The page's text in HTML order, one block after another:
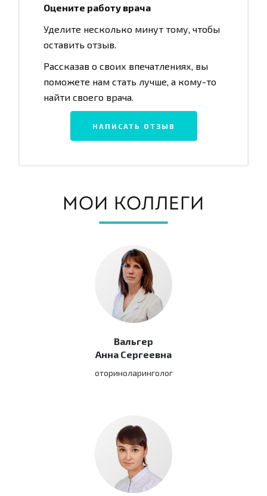
Оцените работу врача
Уделите несколько минут тому, чтобы
оставить отзыв.
Рассказав о своих впечатлениях, вы
поможете нам стать лучше, а кому-то
найти своего врача.
НАПИСАТЬ ОТЗЫВ
МОИ КОЛЛЕГИ
Вальгер
Анна Сергеевна
оториноларинголог